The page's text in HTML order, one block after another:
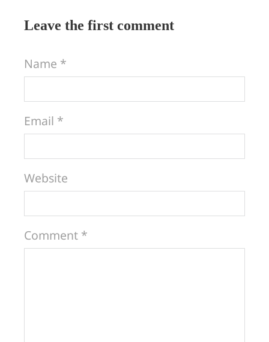
Leave the first comment
Name *
Email *
Website
Comment *